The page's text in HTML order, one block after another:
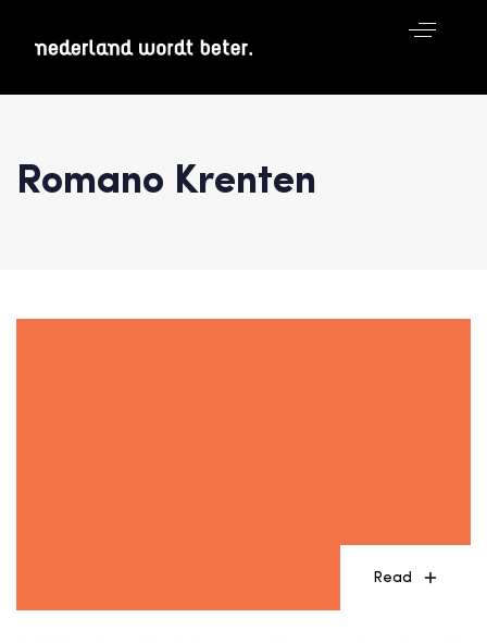
Romano Krenten
Read